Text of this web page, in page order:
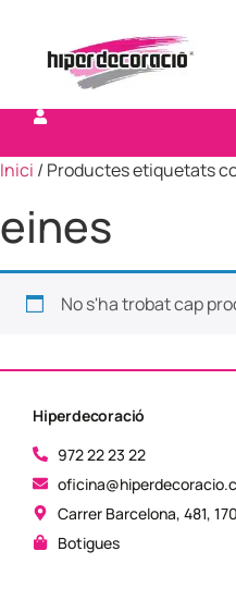
Inici / Productes etiquetats
eines
No s'ha trobat cap
Hiperdecoració
972 22 23 22
Carrer Barcelona, 481,
Botigues